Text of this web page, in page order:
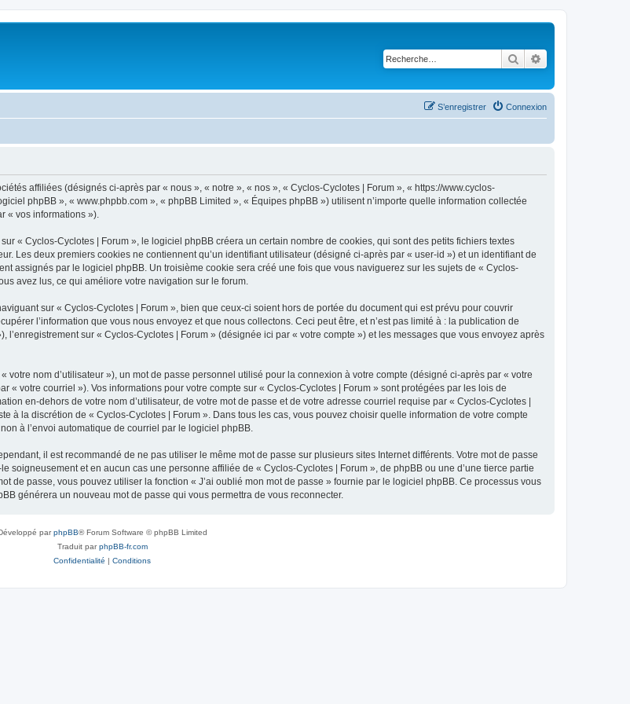
Rechercher
Connexion
S’enregistrer
affiliées (désignés ci-après par « nous », « notre », « nos », « Cyclos-Cyclotes | Forum », « https://www.cyclos-
phpBB », « www.phpbb.com », « phpBB Limited », « Équipes phpBB ») utilisent n’importe quelle information collectée
« vos informations »).
« Cyclos-Cyclotes | Forum », le logiciel phpBB créera un certain nombre de cookies, qui sont des petits fichiers textes
Les deux premiers cookies ne contiennent qu’un identifiant utilisateur (désigné ci-après par « user-id ») et un identifiant de
assignés par le logiciel phpBB. Un troisième cookie sera créé une fois que vous naviguerez sur les sujets de « Cyclos-
avez lus, ce qui améliore votre navigation sur le forum.
sur « Cyclos-Cyclotes | Forum », bien que ceux-ci soient hors de portée du document qui est prévu pour couvrir
l’information que vous nous envoyez et que nous collectons. Ceci peut être, et n’est pas limité à : la publication de
sur « Cyclos-Cyclotes | Forum » (désignée ici par « votre compte ») et les messages que vous envoyez après
nom d’utilisateur »), un mot de passe personnel utilisé pour la connexion à votre compte (désigné ci-après par « votre
votre courriel »). Vos informations pour votre compte sur « Cyclos-Cyclotes | Forum » sont protégées par les lois de
en-dehors de votre nom d’utilisateur, de votre mot de passe et de votre adresse courriel requise par « Cyclos-Cyclotes |
à la discrétion de « Cyclos-Cyclotes | Forum ». Dans tous les cas, vous pouvez choisir quelle information de votre compte
à l’envoi automatique de courriel par le logiciel phpBB.
il est recommandé de ne pas utiliser le même mot de passe sur plusieurs sites Internet différents. Votre mot de passe
soigneusement et en aucun cas une personne affiliée de « Cyclos-Cyclotes | Forum », de phpBB ou une d’une tierce partie
de passe, vous pouvez utiliser la fonction « J’ai oublié mon mot de passe » fournie par le logiciel phpBB. Ce processus vous
générera un nouveau mot de passe qui vous permettra de vous reconnecter.
parphpBB® Forum Software © phpBB Limited
Traduit parphpBB-fr.com
Confidentialité | Conditions